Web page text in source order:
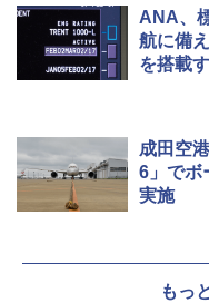
ANA、
航に備
を搭載
成田空
6」でボ
実施
もっ